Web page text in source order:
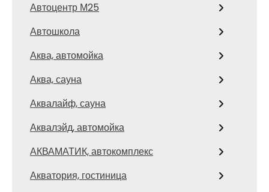
Автоцентр М25
Автошкола
Аква, автомойка
Аква, сауна
Аквалайф, сауна
Аквалэйд, автомойка
АКВАМАТИК, автокомплекс
Акватория, гостиница